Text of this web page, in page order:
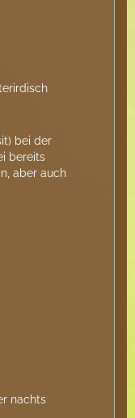
bei der
bereits
aber auch
nachts